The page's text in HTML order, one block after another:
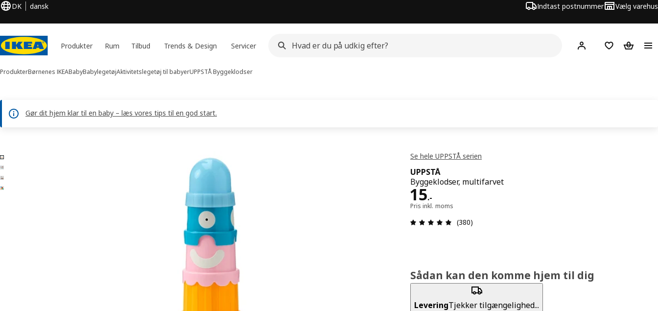
DK dansk Indtast postnummer Vælg varehus
Produkter Rum Tilbud Trends & Design Servicer Hej! Log ind her
Huskeliste
Kurv
ProdukterBørnenes IKEABabyBabylegetøjAktivitetslegetøj til babyerUPPSTÅByggeklodser
Gør dit hjem klar til en baby – læs vores tips til en god start.
4 billeder af UPPSTÅ
over Se hele UPPSTÅ serien
UPPSTÅ
Byggeklodser, multifarvet
15.-
Pris 15.-
Pris inkl. moms
Anmeldelse: 4.9 Ud af 5 Stjerner. Anmeldelser i alt: 380
(380)
Sådan kan den komme hjem til dig
LeveringTjekker tilgængelighed...